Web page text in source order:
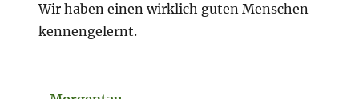
Wir haben einen wirklich guten Menschen
kennengelernt.